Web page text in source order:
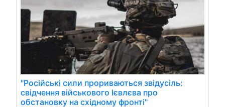
"Російські сили прориваються звідусіль:
свідчення військового Ієвлєва про
обстановку на східному фронті"